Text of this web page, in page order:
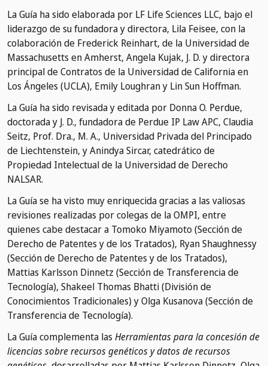
La Guía ha sido elaborada por LF Life Sciences LLC, bajo el
liderazgo de su fundadora y directora, Lila Feisee, con la
colaboración de Frederick Reinhart, de la Universidad de
Massachusetts en Amherst, Angela Kujak, J. D. y directora
principal de Contratos de la Universidad de California en
Los Ángeles (UCLA), Emily Loughran y Lin Sun Hoffman.
La Guía ha sido revisada y editada por Donna O. Perdue,
doctorada y J. D., fundadora de Perdue IP Law APC, Claudia
Seitz, Prof. Dra., M. A., Universidad Privada del Principado
de Liechtenstein, y Anindya Sircar, catedrático de
Propiedad Intelectual de la Universidad de Derecho
NALSAR.
La Guía se ha visto muy enriquecida gracias a las valiosas
revisiones realizadas por colegas de la OMPI, entre
quienes cabe destacar a Tomoko Miyamoto (Sección de
Derecho de Patentes y de los Tratados), Ryan Shaughnessy
(Sección de Derecho de Patentes y de los Tratados),
Mattias Karlsson Dinnetz (Sección de Transferencia de
Tecnología), Shakeel Thomas Bhatti (División de
Conocimientos Tradicionales) y Olga Kusanova (Sección de
Transferencia de Tecnología).
La Guía complementa las Herramientas para la concesión de
licencias sobre recursos genéticos y datos de recursos